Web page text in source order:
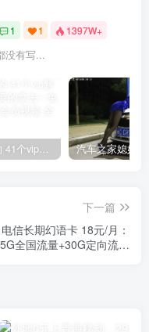
1 1 1397W+
没有写...
网上分享的 41个vip解析接口 有需要的拿去~ 免费看全网VIP会员视频
下一篇
电信长期幻语卡 18元/月：
全国流量+30G定向流量